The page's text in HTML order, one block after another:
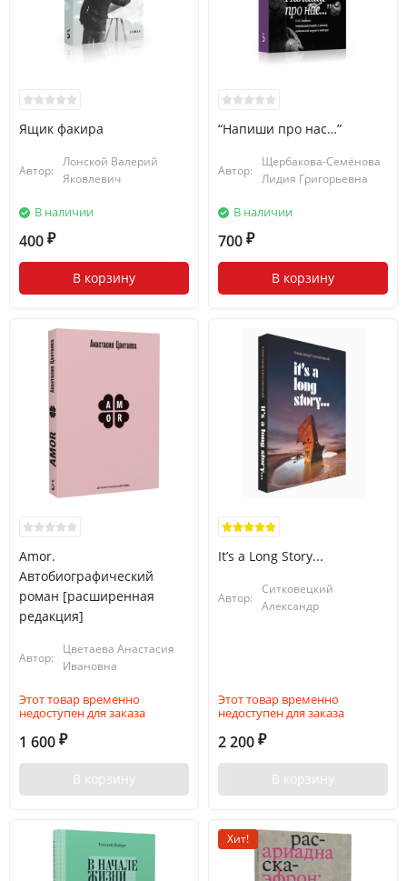
Ящик факира
Автор:
Лонской Валерий
Яковлевич
В наличии
400 ₽
В корзину
“Напиши про нас…”
Автор:
Щербакова-Семёнова
Лидия Григорьевна
В наличии
700 ₽
В корзину
Amor.
Автобиографический
роман [расширенная
редакция]
Автор:
Цветаева Анастасия
Ивановна
Этот товар временно
недоступен для заказа
1 600 ₽
В корзину
It’s a Long Story...
Автор:
Ситковецкий
Александр
Этот товар временно
недоступен для заказа
2 200 ₽
В корзину
Хит!